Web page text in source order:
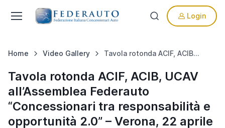
Login
Home Video Gallery Tavola rotonda ACIF, ACIB, UCAV all’Assemblea Federauto “Concessionari tra responsabilità e opportunità 2.0” – Verona, 22 aprile 2015
Tavola rotonda ACIF, ACIB, UCAV
all’Assemblea Federauto
“Concessionari tra responsabilità e
opportunità 2.0” – Verona, 22 aprile